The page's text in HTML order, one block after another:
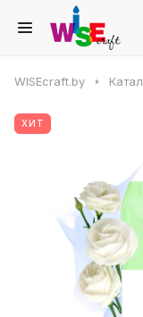
WISEcraft.by
ХИТ